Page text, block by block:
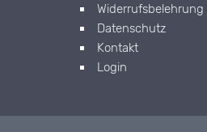
Widerrufsbelehrung
Datenschutz
Kontakt
Login